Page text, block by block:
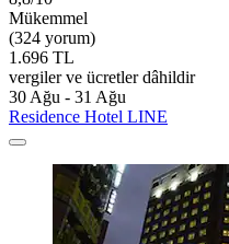
Mükemmel
(324 yorum)
1.696 TL
vergiler ve ücretler dâhildir
30 Ağu - 31 Ağu
Residence Hotel LINE